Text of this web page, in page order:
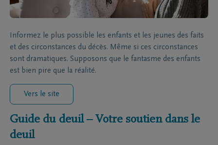
Informez le plus possible les enfants et les jeunes des faits
et des circonstances du décès. Même si ces circonstances
sont dramatiques. Supposons que le fantasme des enfants
est bien pire que la réalité.
Vers le site
Guide du deuil – Votre soutien dans le
deuil